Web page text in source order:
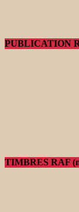
PUBLICATION
TIMBRES RAF